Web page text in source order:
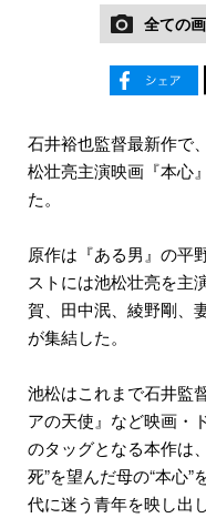
全ての
石井裕也監督最新作で
松壮亮主演映画『本心
た。
原作は『ある男』の平
ストには池松壮亮を主
賀、田中泯、綾野剛、
が集結した。
池松はこれまで石井監
アの天使』など映画・
のタッグとなる本作は
死”を望んだ母の“本心
代に迷う青年を映し出